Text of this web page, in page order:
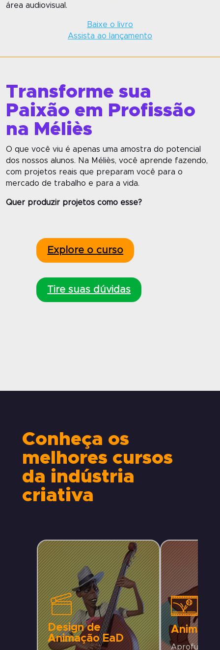
área audiovisual.
Baixe o livro
Assista ao lançamento
Transforme sua
Paixão em Profissão
na Méliès
O que você viu é apenas uma amostra do potencial
dos nossos alunos. Na Méliès, você aprende fazendo,
com projetos reais que preparam você para o
mercado de trabalho e para a vida.
Quer produzir projetos como esse?
Explore o curso
Tire suas dúvidas
Conheça os
melhores cursos
da indústria
criativa
Design de
Animação EaD
Aprofunde